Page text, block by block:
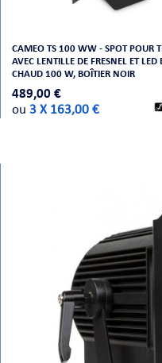
CAMEO TS 100 WW - SPOT POUR
AVEC LENTILLE DE FRESNEL ET LED
CHAUD 100 W, BOÎTIER NOIR
489,00 €
ou3 X 163,00 €